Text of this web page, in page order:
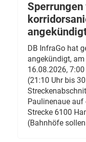
Sperrungen
DB InfraGo hat
angekündigt,
16.08.2026,
(21:10 Uhr bis
Paulinenaue
Strecke 6100
(Bahnhöfe